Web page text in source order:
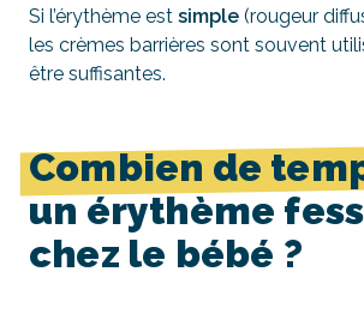
Si l’érythème est simple (rougeur
les crèmes barrières sont souvent
être suffisantes.
Combien de
un érythème
chez le bébé ?